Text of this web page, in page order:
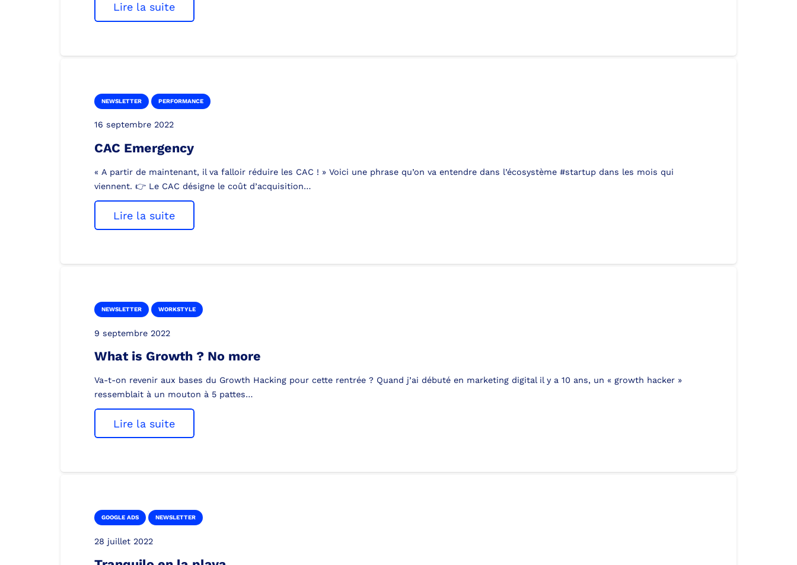
Lire la suite
NEWSLETTER PERFORMANCE
16 septembre 2022
CAC Emergency
« A partir de maintenant, il va falloir réduire les CAC ! » Voici une phrase qu’on va entendre dans l’écosystème #startup dans les mois qui
viennent. 👉 Le CAC désigne le coût d’acquisition…
Lire la suite
NEWSLETTER WORKSTYLE
9 septembre 2022
What is Growth ? No more
Va-t-on revenir aux bases du Growth Hacking pour cette rentrée ? Quand j’ai débuté en marketing digital il y a 10 ans, un « growth hacker »
ressemblait à un mouton à 5 pattes…
Lire la suite
GOOGLE ADS NEWSLETTER
28 juillet 2022